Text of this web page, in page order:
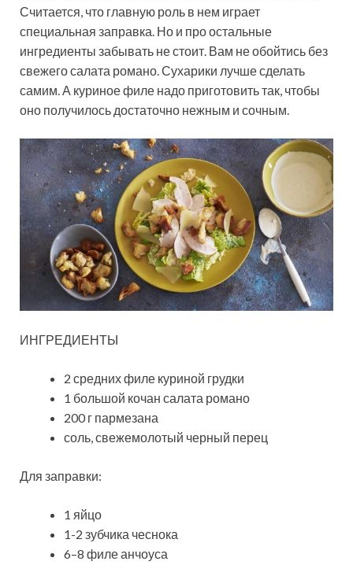
Считается, что главную роль в нем играет
специальная заправка. Но и про остальные
ингредиенты забывать не стоит. Вам не обойтись без
свежего салата романо. Сухарики лучше сделать
самим. А куриное филе надо приготовить так, чтобы
оно получилось достаточно нежным и сочным.
ИНГРЕДИЕНТЫ
2 средних филе куриной грудки
1 большой кочан салата романо
200 г пармезана
соль, свежемолотый черный перец
Для заправки:
1 яйцо
1-2 зубчика чеснока
6–8 филе анчоуса